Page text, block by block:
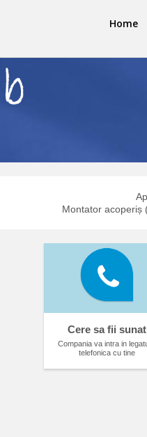
Home
Montator acoperiș
Cere sa fii sunat
Compania va intra in
telefonica cu tine